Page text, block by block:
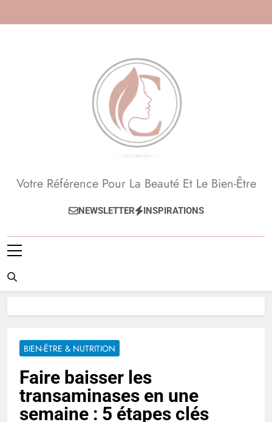
Beauté, Esthétique,
Anti-Âge
Votre Référence Pour La Beauté Et Le Bien-Être
NEWSLETTER INSPIRATIONS
BIEN-ÊTRE & NUTRITION
Faire baisser les
transaminases en une
semaine : 5 étapes clés